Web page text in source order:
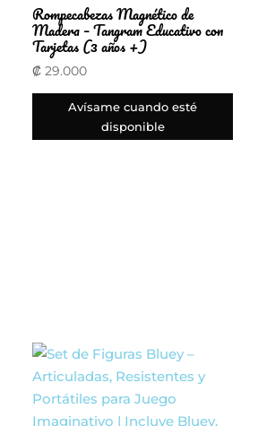
Rompecabezas Magnético de
Madera – Tangram Educativo con
Tarjetas (3 años +)
₡29.000
Avísame cuando esté
disponible